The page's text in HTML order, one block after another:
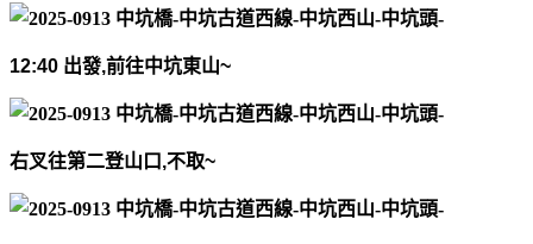
12:40 出發,前往中坑東山~
右叉往第二登山口 ,不取~